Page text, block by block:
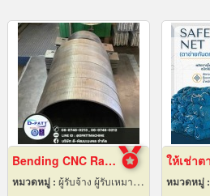
Bending CNC Rayong
หมวดหมู่ : ผู้รับจ้าง ผู้รับเหมากลึง หมวดหมู่ :